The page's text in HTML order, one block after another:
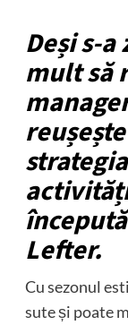
Deși s-
mult să
Lefter.
Cu sezonul
sute și poate